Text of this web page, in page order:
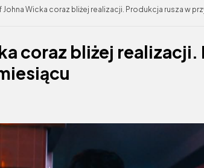
Wicka coraz bliżej realizacji. Produkcja rusza w
coraz bliżej realizacji.